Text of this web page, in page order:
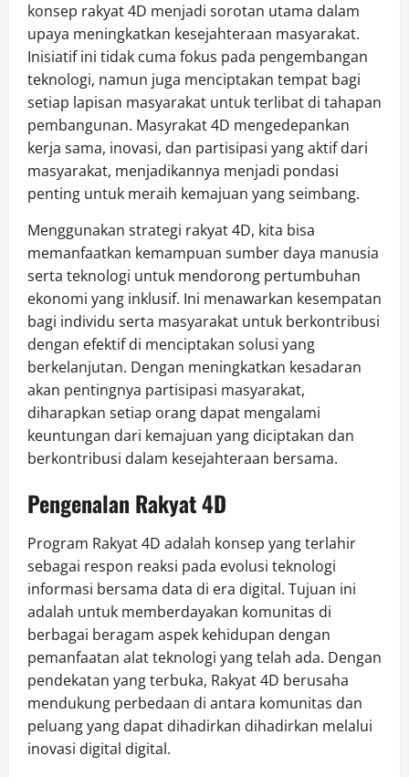
konsep rakyat 4D menjadi sorotan utama dalam
upaya meningkatkan kesejahteraan masyarakat.
Inisiatif ini tidak cuma fokus pada pengembangan
teknologi, namun juga menciptakan tempat bagi
setiap lapisan masyarakat untuk terlibat di tahapan
pembangunan. Masyrakat 4D mengedepankan
kerja sama, inovasi, dan partisipasi yang aktif dari
masyarakat, menjadikannya menjadi pondasi
penting untuk meraih kemajuan yang seimbang.
Menggunakan strategi rakyat 4D, kita bisa
memanfaatkan kemampuan sumber daya manusia
serta teknologi untuk mendorong pertumbuhan
ekonomi yang inklusif. Ini menawarkan kesempatan
bagi individu serta masyarakat untuk berkontribusi
dengan efektif di menciptakan solusi yang
berkelanjutan. Dengan meningkatkan kesadaran
akan pentingnya partisipasi masyarakat,
diharapkan setiap orang dapat mengalami
keuntungan dari kemajuan yang diciptakan dan
berkontribusi dalam kesejahteraan bersama.
Pengenalan Rakyat 4D
Program Rakyat 4D adalah konsep yang terlahir
sebagai respon reaksi pada evolusi teknologi
informasi bersama data di era digital. Tujuan ini
adalah untuk memberdayakan komunitas di
berbagai beragam aspek kehidupan dengan
pemanfaatan alat teknologi yang telah ada. Dengan
pendekatan yang terbuka, Rakyat 4D berusaha
mendukung perbedaan di antara komunitas dan
peluang yang dapat dihadirkan dihadirkan melalui
inovasi digital digital.